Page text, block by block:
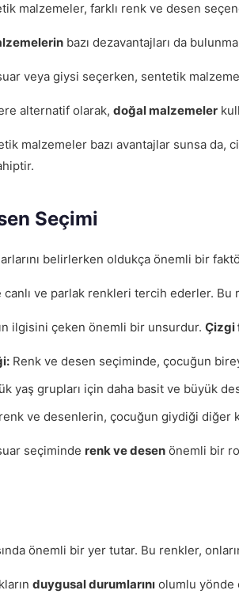
malzemeler, farklı renk ve desen
bazı dezavantajları da
veya giysi seçerken, sentetik
alternatif olarak, doğal malzemeler
malzemeler bazı avantajlar sunsa da,
Seçimi
belirlerken oldukça önemli bir
ve parlak renkleri tercih ederler.
ilgisini çeken önemli bir unsurdur. Çizgi
Renk ve desen seçiminde, çocuğun
yaş grupları için daha basit ve büyük
ve desenlerin, çocuğun giydiği diğer
seçiminde renk ve desen önemli bir
önemli bir yer tutar. Bu renkler,
duygusal durumlarını olumlu